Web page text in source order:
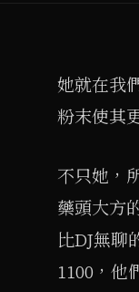
她就在我
粉末使其
不只她，
藥頭大方
比DJ無聊
1100，他